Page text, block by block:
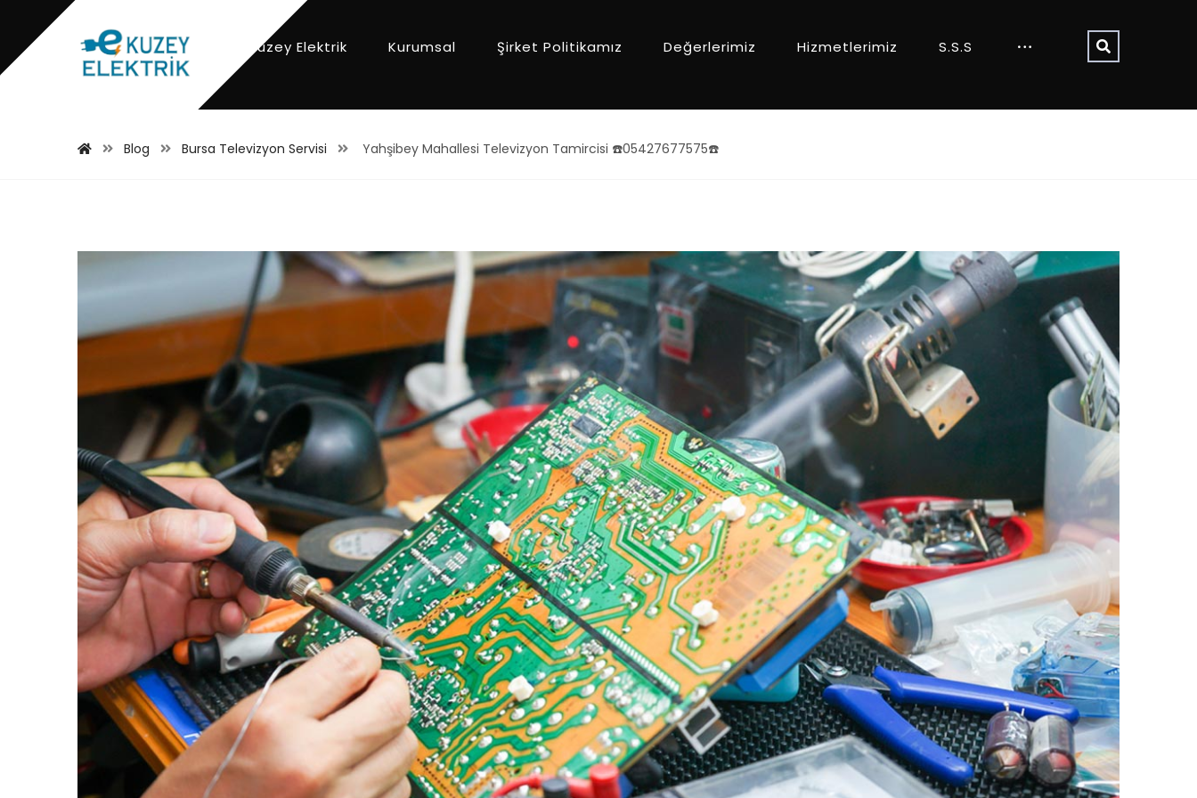
Kuzey Elektrik Kurumsal Şirket Politikamız Değerlerimiz Hizmetlerimiz S.S.S
Blog Bursa Televizyon Servisi Yahşibey Mahallesi Televizyon Tamircisi ☎️05427677575☎️